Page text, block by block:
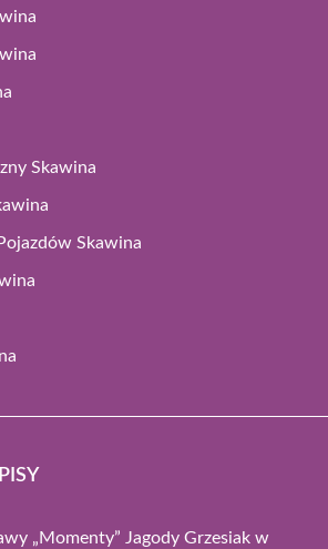
Skawina
Skawina
„Momenty” Jagody Grzesiak w